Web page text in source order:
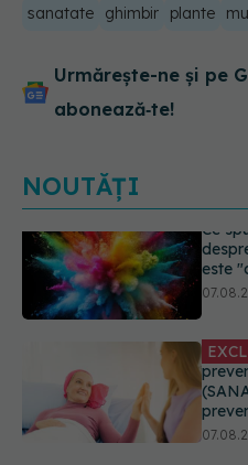
sanatate ghimbir plante
Urmărește-ne și pe
abonează‑te!
NOUTĂȚI
indica